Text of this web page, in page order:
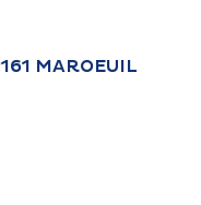
MAROEUIL